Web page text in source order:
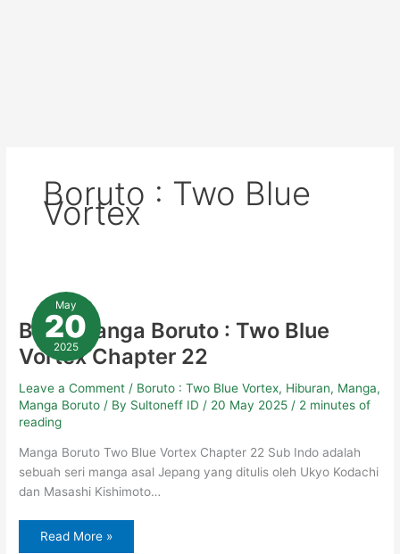
Boruto : Two Blue
Vortex
May
20
2025
Baca Manga Boruto : Two Blue
Vortex Chapter 22
Leave a Comment / Boruto : Two Blue Vortex, Hiburan, Manga,
Manga Boruto / By Sultoneff ID / 20 May 2025 / 2 minutes of
reading
Manga Boruto Two Blue Vortex Chapter 22 Sub Indo adalah
sebuah seri manga asal Jepang yang ditulis oleh Ukyo Kodachi
dan Masashi Kishimoto…
Manga
Boruto
Two
Blue
Vortex
Chapter
Read More »